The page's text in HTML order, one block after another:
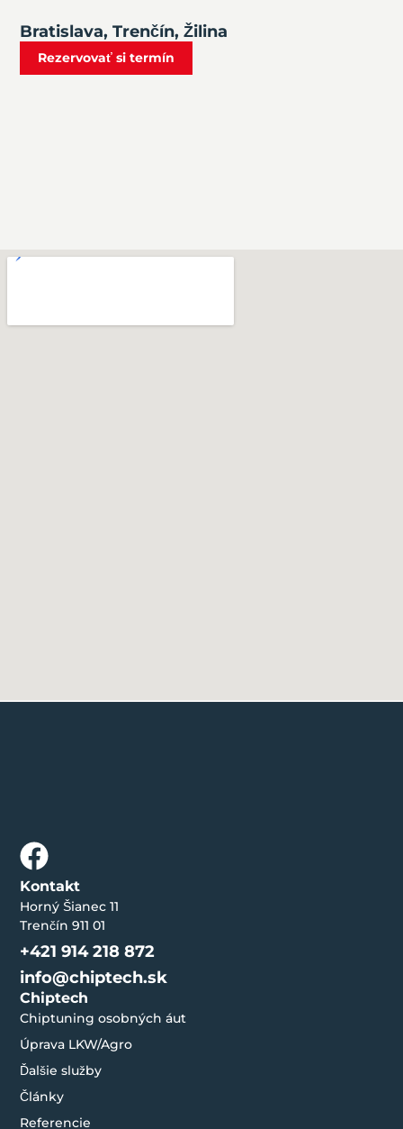
Bratislava, Trenčín, Žilina
Rezervovať si termín
Chiptech
Chiptuning osobných áut
Úprava LKW/Agro
Ďalšie služby
Články
Referencie
Kontakt
Horný Šianec 11
Trenčín 911 01
+421 914 218 872
info@chiptech.sk